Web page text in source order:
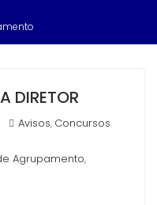
DIRETOR
Avisos, Concursos
Agrupamento,